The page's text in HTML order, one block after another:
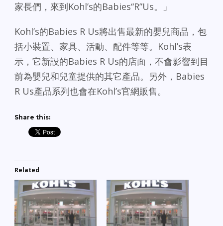
家長們，來到Kohl’s的Babies“R”Us。」
Kohl’s的Babies R Us將出售最新的嬰兒商品，包
括小裝置、家具、活動、配件等等。Kohl’s表
示，它新設的Babies R Us的店面，不會影響到目
前為嬰兒和兒童提供的其它產品。另外，Babies
R Us產品系列也會在Kohl’s官網販售。
Share this:
Related